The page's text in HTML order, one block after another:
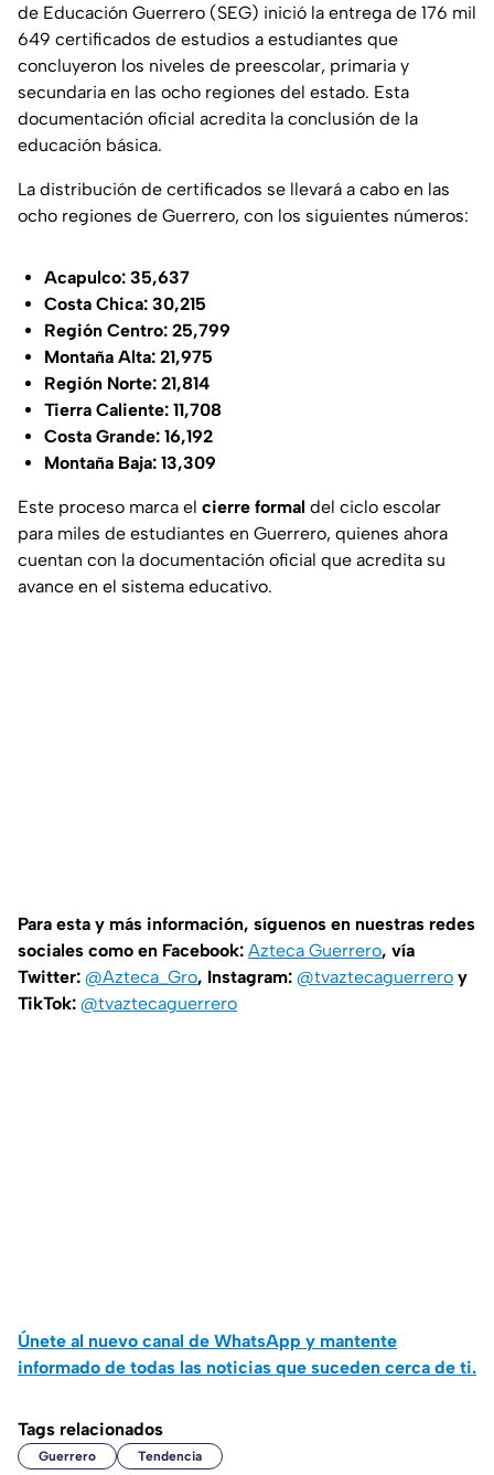
de Educación Guerrero (SEG) inició la entrega de 176 mil
649 certificados de estudios a estudiantes que
concluyeron los niveles de preescolar, primaria y
secundaria en las ocho regiones del estado. Esta
documentación oficial acredita la conclusión de la
educación básica.
La distribución de certificados se llevará a cabo en las
ocho regiones de Guerrero, con los siguientes números:
Acapulco: 35,637
Costa Chica: 30,215
Región Centro: 25,799
Montaña Alta: 21,975
Región Norte: 21,814
Tierra Caliente: 11,708
Costa Grande: 16,192
Montaña Baja: 13,309
Este proceso marca el cierre formal del ciclo escolar
para miles de estudiantes en Guerrero, quienes ahora
cuentan con la documentación oficial que acredita su
avance en el sistema educativo.
Para esta y más información, síguenos en nuestras redes
sociales como en Facebook: Azteca Guerrero, vía
Twitter: @Azteca_Gro, Instagram: @tvaztecaguerrero y
TikTok: @tvaztecaguerrero
Únete al nuevo canal de WhatsApp y mantente
informado de todas las noticias que suceden cerca de ti.
Tags relacionados
Guerrero Tendencia